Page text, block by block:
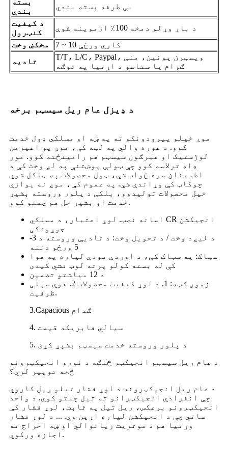
بندي
بې طرفه بسته بندي
د کیفیت
کنټرول
د بار وړلو دمخه 100٪ ازموینه شوې
مخکښ وخت
7 ~ 10 کاري ورځې
تادیه
T/T، L/C، Paypal، ویسټرن یونین، منی
ګرام یا ستاسو د اړتیا په توګه
د ډیزل عام ریل سیسټم برخه
موږ خپلو پیرودونکو ته په ښه او مسلکي ډول خدمت
کوو. د غوره والي په لټه کې، موږ یو اغیزمن
لوژستیک او غبرګون سیسټم هم رامینځته کوو. موږ
ډاډ ترلاسه کوو چې ټولې پوښتنې په لږ وخت کې د
اطمینان سره ځواب شي، ټول محصولات په ټاکل شوي
چوکاټ کې وړاندې شي. په عموم کې، موږ نه یوازې
خپل محصولات تولیدوو، بلکې د پلور وروسته بشپړ
خدمت او بشپړ حل هم چمتو کوو.
اسانه نصب. لوړ اعتبار، د مسلکي CR انجیکشن
جوړونکی
د لیږد وخت / د تحویل وخت: د تادیې وروسته د 3-
5 ورځو دننه
سټاک: په سټاک کې، د اوږدې مودې لپاره په هوا
کې له بسته کولو پرته لوټ نشي کیدی
د 12 میاشتو تضمین
زموږ ګټه: 1. د لوړ کیفیت محصولات 2. قوي سپلی
ظرفیت.
3.Capacious ګدام
4. سیالي فابریکه قیمت
5. د پلور وروسته خدمت سیسټم بشپړ کړئ
د عام ریل سیسټم انجیکټر څنګه د نورو انجیکټرونو
څخه توپیر لري؟
د عام ریل انجیکټرونه د لوړ فشار تیلو ریل کاروي
چې انفرادي انجیکټرانو ته تیل چمتو کوي. د واحد
انجیکټرونو برعکس، ریل تیل په ثابت، لوړ فشار کې
ساتي چې د انجیکشن لپاره اړین وي. ... د لوړ فشار
وړتیا هم د موثریت زیاتوالي او ښه اخراج ته
اجازه ورکوي.